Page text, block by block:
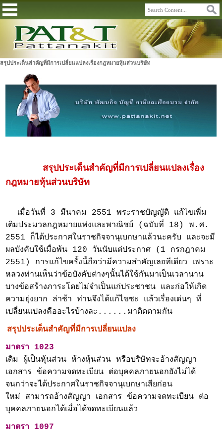
สรุปประเด็นสำคัญที่มีการเปลี่ยนแปลงเรื่องกฎหมายหุ้นส่วนบริษัท
สรุปประเด็นสำคัญที่มีการเปลี่ยนแปลงเรื่อง
กฎหมายหุ้นส่วนบริษัท
เมื่อวันที่ 3 มีนาคม 2551 พระราชบัญญัติ แก้ไขเพิ่ม
เติมประมวลกฎหมายแพ่งและพาณิชย์ (ฉบับที่ 18) พ.ศ.
2551 ก็ได้ประกาศในราชกิจจานุเบกษาแล้วนะครับ และจะมี
ผลบังคับใช้เมื่อพ้น 120 วันนับแต่ประกาศ (1 กรกฎาคม
2551) การแก้ไขครั้งนี้ถือว่ามีความสำคัญเลยทีเดียว เพราะ
หลวงท่านเห็นว่าข้อบังคับต่างๆนั้นได้ใช้กันมาเป็นเวลานาน
บางข้อสร้างภาระโดยไม่จำเป็นแก่ประชาชน และก่อให้เกิด
ความยุ่งยาก ล่าช้า ท่านจึงได้แก้ไขซะ แล้วเรื่องเด่นๆ ที่
เปลี่ยนแปลงคืออะไรบ้างละ......มาติดตามกัน
สรุปประเด็นสำคัญที่มีการเปลี่ยนแปลง
มาตรา 1023
เดิม ผู้เป็นหุ้นส่วน ห้างหุ้นส่วน หรือบริษัทจะอ้างสัญญา
เอกสาร ข้อความจดทะเบียน ต่อบุคคลภายนอกยังไม่ได้
จนกว่าจะได้ประกาศในราชกิจจานุเบกษาเสียก่อน
ใหม่ สามารถอ้างสัญญา เอกสาร ข้อความจดทะเบียน ต่อ
บุคคลภายนอกได้เมื่อได้จดทะเบียนแล้ว
มาตรา 1097